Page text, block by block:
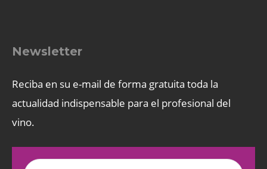
Newsletter
Reciba en su e-mail de forma gratuita toda la
actualidad indispensable para el profesional del
vino.